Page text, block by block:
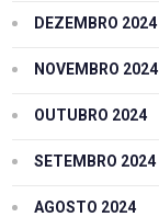
DEZEMBRO 2024
NOVEMBRO 2024
OUTUBRO 2024
SETEMBRO 2024
AGOSTO 2024